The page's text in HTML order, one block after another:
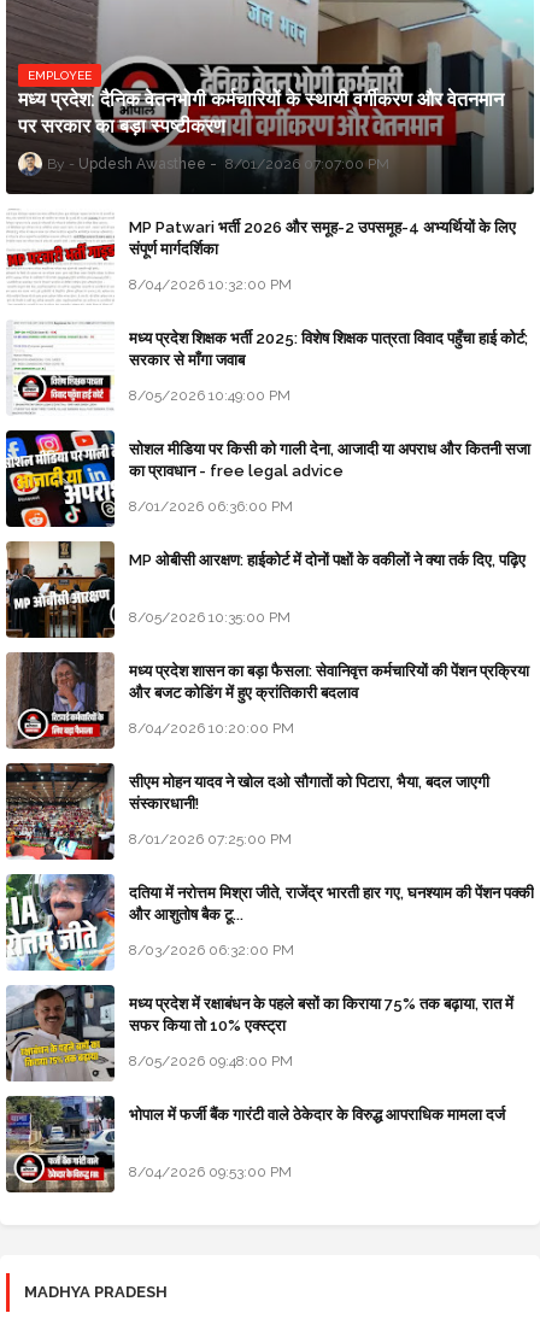
EMPLOYEE
मध्य प्रदेश: दैनिक वेतनभोगी कर्मचारियों के स्थायी वर्गीकरण और वेतनमान
पर सरकार का बड़ा स्पष्टीकरण
Updesh Awasthee 8/01/2026 07:07:00 PM
MP Patwari भर्ती 2026 और समूह-2 उपसमूह-4 अभ्यर्थियों के लिए
संपूर्ण मार्गदर्शिका
8/04/2026 10:32:00 PM
मध्य प्रदेश शिक्षक भर्ती 2025: विशेष शिक्षक पात्रता विवाद पहुँचा हाई कोर्ट;
सरकार से माँगा जवाब
8/05/2026 10:49:00 PM
सोशल मीडिया पर किसी को गाली देना, आजादी या अपराध और कितनी सजा
का प्रावधान - free legal advice
8/01/2026 06:36:00 PM
MP ओबीसी आरक्षण: हाईकोर्ट में दोनों पक्षों के वकीलों ने क्या तर्क दिए, पढ़िए
8/05/2026 10:35:00 PM
मध्य प्रदेश शासन का बड़ा फैसला: सेवानिवृत्त कर्मचारियों की पेंशन प्रक्रिया
और बजट कोडिंग में हुए क्रांतिकारी बदलाव
8/04/2026 10:20:00 PM
सीएम मोहन यादव ने खोल दओ सौगातों को पिटारा, भैया, बदल जाएगी
संस्कारधानी!
8/01/2026 07:25:00 PM
दतिया में नरोत्तम मिश्रा जीते, राजेंद्र भारती हार गए, घनश्याम की पेंशन पक्की
और आशुतोष बैक टू...
8/03/2026 06:32:00 PM
मध्य प्रदेश में रक्षाबंधन के पहले बसों का किराया 75% तक बढ़ाया, रात में
सफर किया तो 10% एक्स्ट्रा
8/05/2026 09:48:00 PM
भोपाल में फर्जी बैंक गारंटी वाले ठेकेदार के विरुद्ध आपराधिक मामला दर्ज
8/04/2026 09:53:00 PM
MADHYA PRADESH